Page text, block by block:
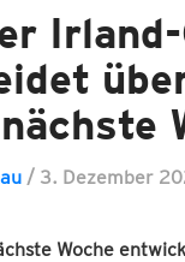
/ 3. Dezember
Woche